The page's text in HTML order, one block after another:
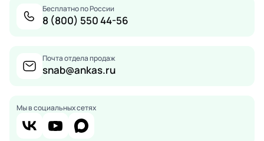
Бесплатно по России
8 (800) 550 44-56
Почта отдела продаж
snab@ankas.ru
Мы в социальных сетях